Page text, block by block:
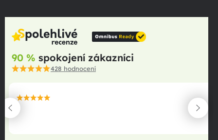
90 % spokojení zákazníci
428 hodnocení
maximální spokojenost
22.06.2025